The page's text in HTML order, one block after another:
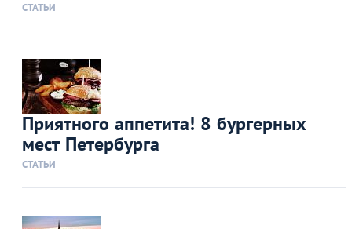
СТАТЬИ
Приятного аппетита! 8 бургерных
мест Петербурга
СТАТЬИ